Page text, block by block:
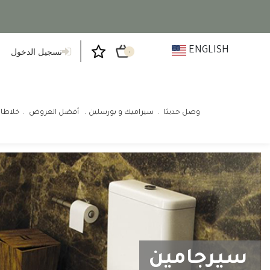
تسجيل الدخول ٠ ENGLISH
وصل حديثا سيراميك و بورسلين أفضل العروض
سيرجامين